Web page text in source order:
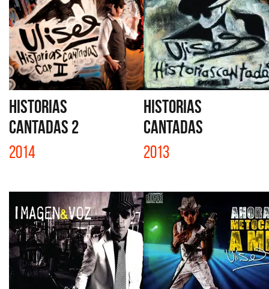
HISTORIAS
CANTADAS 2
2014
HISTORIAS
CANTADAS
2013